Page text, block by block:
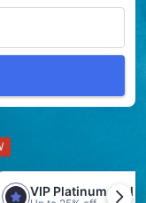
VIP Platinum trial